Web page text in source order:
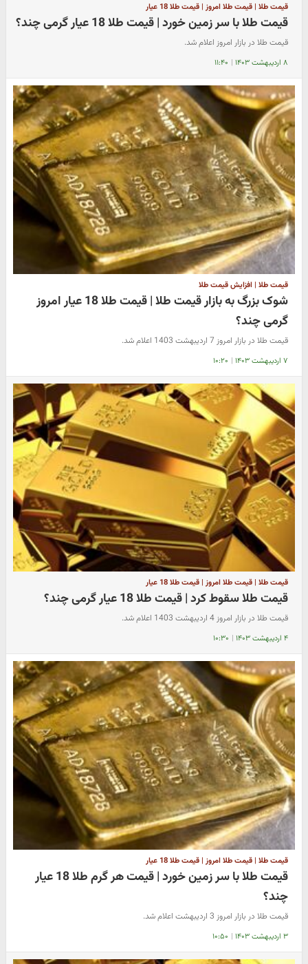
قیمت طلا | قیمت طلا امروز | قیمت طلا 18 عیار
قیمت طلا با سر زمین خورد | قیمت طلا 18 عیار گرمی چند؟
قیمت طلا در بازار امروز اعلام شد.
۸ اردیبهشت ۱۴۰۳ | ۱۱:۴۰
قیمت طلا | افزایش قیمت طلا
شوک بزرگ به بازار قیمت طلا | قیمت طلا 18 عیار امروز
گرمی چند؟
قیمت طلا در بازار امروز 7 اردیبهشت 1403 اعلام شد.
۷ اردیبهشت ۱۴۰۳ | ۱۰:۲۰
قیمت طلا | قیمت طلا امروز | قیمت طلا 18 عیار
قیمت طلا سقوط کرد | قیمت طلا 18 عیار گرمی چند؟
قیمت طلا در بازار امروز 4 اردیبهشت 1403 اعلام شد.
۴ اردیبهشت ۱۴۰۳ | ۱۰:۳۰
قیمت طلا | قیمت طلا امروز | قیمت طلا 18 عیار
قیمت طلا با سر زمین خورد | قیمت هر گرم طلا 18 عیار
چند؟
قیمت طلا در بازار امروز 3 اردیبهشت اعلام شد.
۳ اردیبهشت ۱۴۰۳ | ۱۰:۵۰